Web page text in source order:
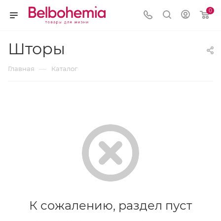
0
Шторы
Главная — Каталог
К сожалению, раздел пуст